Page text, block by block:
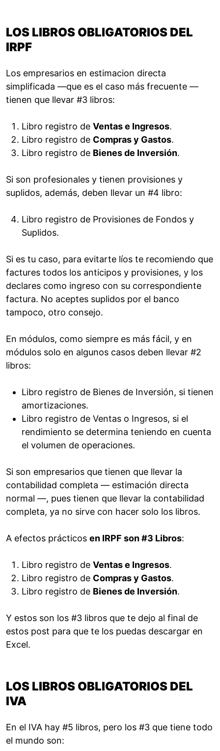
LOS LIBROS OBLIGATORIOS DEL
IRPF
Los empresarios en estimacion directa
simplificada —que es el caso más frecuente —
tienen que llevar #3 libros:
Libro registro de Ventas e Ingresos.
Libro registro de Compras y Gastos.
Libro registro de Bienes de Inversión.
Si son profesionales y tienen provisiones y
suplidos, además, deben llevar un #4 libro:
Libro registro de Provisiones de Fondos y
Suplidos.
Si es tu caso, para evitarte líos te recomiendo que
factures todos los anticipos y provisiones, y los
declares como ingreso con su correspondiente
factura. No aceptes suplidos por el banco
tampoco, otro consejo.
En módulos, como siempre es más fácil, y en
módulos solo en algunos casos deben llevar #2
libros:
Libro registro de Bienes de Inversión, si tienen
amortizaciones.
Libro registro de Ventas o Ingresos, si el
rendimiento se determina teniendo en cuenta
el volumen de operaciones.
Si son empresarios que tienen que llevar la
contabilidad completa — estimación directa
normal —, pues tienen que llevar la contabilidad
completa, ya no sirve con hacer solo los libros.
A efectos prácticos en IRPF son #3 Libros:
Libro registro de Ventas e Ingresos.
Libro registro de Compras y Gastos.
Libro registro de Bienes de Inversión.
Y estos son los #3 libros que te dejo al final de
estos post para que te los puedas descargar en
Excel.
LOS LIBROS OBLIGATORIOS DEL
IVA
En el IVA hay #5 libros, pero los #3 que tiene todo
el mundo son: